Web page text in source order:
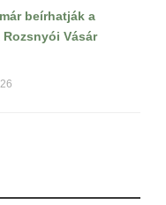
beírhatják a
Rozsnyói Vásár